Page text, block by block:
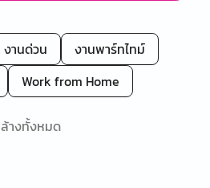
งานด่วน
งานพาร์ทไทม์
Work from Home
ล้างทั้งหมด